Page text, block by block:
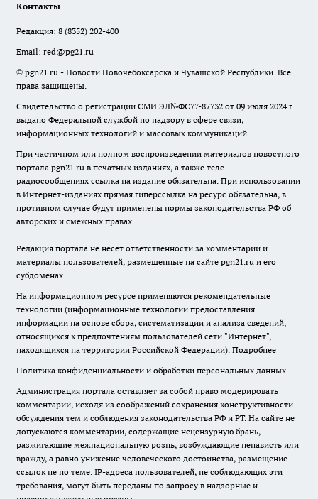
Контакты
Редакция: 8 (8352) 202-400
Email: red@pg21.ru
© pgn21.ru - Новости Новочебоксарска и Чувашской Республики. Все
права защищены.
Свидетельство о регистрации СМИ ЭЛ№ФС77-87732 от 09 июля 2024 г.
выдано Федеральной службой по надзору в сфере связи,
информационных технологий и массовых коммуникаций.
При частичном или полном воспроизведении материалов новостного
портала pgn21.ru в печатных изданиях, а также теле-
радиосообщениях ссылка на издание обязательна. При использовании
в Интернет-изданиях прямая гиперссылка на ресурс обязательна, в
противном случае будут применены нормы законодательства РФ об
авторских и смежных правах.
Редакция портала не несет ответственности за комментарии и
материалы пользователей, размещенные на сайте pgn21.ru и его
субдоменах.
На информационном ресурсе применяются рекомендательные
технологии (информационные технологии предоставления
информации на основе сбора, систематизации и анализа сведений,
относящихся к предпочтениям пользователей сети "Интернет",
находящихся на территории Российской Федерации). Подробнее
Политика конфиденциальности и обработки персональных данных
Администрация портала оставляет за собой право модерировать
комментарии, исходя из соображений сохранения конструктивности
обсуждения тем и соблюдения законодательства РФ и РТ. На сайте не
допускаются комментарии, содержащие нецензурную брань,
разжигающие межнациональную рознь, возбуждающие ненависть или
вражду, а равно унижение человеческого достоинства, размещение
ссылок не по теме. IP-адреса пользователей, не соблюдающих эти
требования, могут быть переданы по запросу в надзорные и